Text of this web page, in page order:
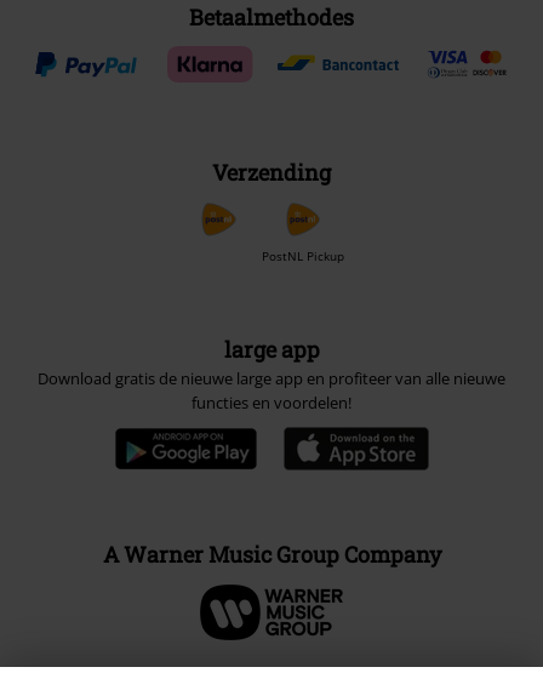
Betaalmethodes
Verzending
PostNL Pickup
large app
Download gratis de nieuwe large app en profiteer van alle nieuwe
functies en voordelen!
A Warner Music Group Company